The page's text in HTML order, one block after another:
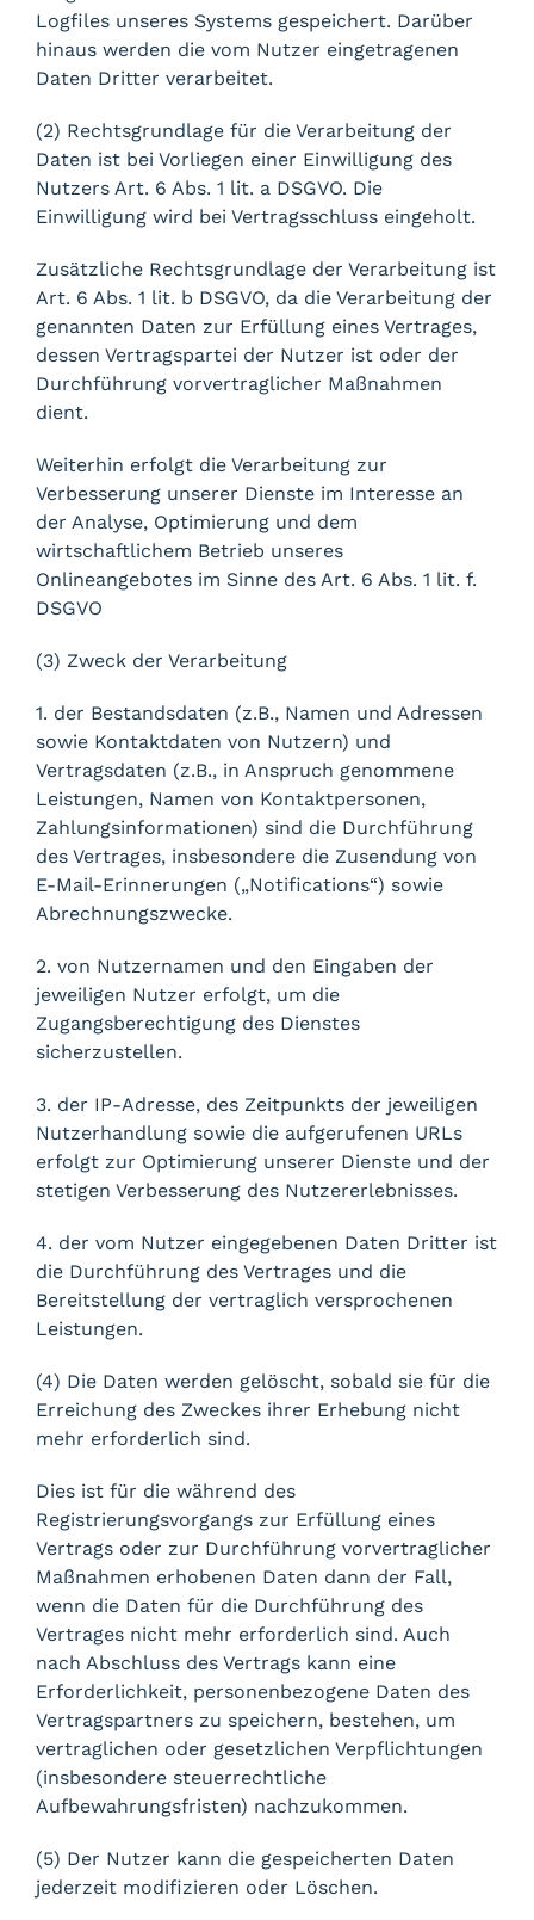
Logfiles unseres Systems gespeichert. Darüber
hinaus werden die vom Nutzer eingetragenen
Daten Dritter verarbeitet.
(2) Rechtsgrundlage für die Verarbeitung der
Daten ist bei Vorliegen einer Einwilligung des
Nutzers Art. 6 Abs. 1 lit. a DSGVO. Die
Einwilligung wird bei Vertragsschluss eingeholt.
Zusätzliche Rechtsgrundlage der Verarbeitung ist
Art. 6 Abs. 1 lit. b DSGVO, da die Verarbeitung der
genannten Daten zur Erfüllung eines Vertrages,
dessen Vertragspartei der Nutzer ist oder der
Durchführung vorvertraglicher Maßnahmen
dient.
Weiterhin erfolgt die Verarbeitung zur
Verbesserung unserer Dienste im Interesse an
der Analyse, Optimierung und dem
wirtschaftlichem Betrieb unseres
Onlineangebotes im Sinne des Art. 6 Abs. 1 lit. f.
DSGVO
(3) Zweck der Verarbeitung
1. der Bestandsdaten (z.B., Namen und Adressen
sowie Kontaktdaten von Nutzern) und
Vertragsdaten (z.B., in Anspruch genommene
Leistungen, Namen von Kontaktpersonen,
Zahlungsinformationen) sind die Durchführung
des Vertrages, insbesondere die Zusendung von
E-Mail-Erinnerungen („Notifications“) sowie
Abrechnungszwecke.
2. von Nutzernamen und den Eingaben der
jeweiligen Nutzer erfolgt, um die
Zugangsberechtigung des Dienstes
sicherzustellen.
3. der IP-Adresse, des Zeitpunkts der jeweiligen
Nutzerhandlung sowie die aufgerufenen URLs
erfolgt zur Optimierung unserer Dienste und der
stetigen Verbesserung des Nutzererlebnisses.
4. der vom Nutzer eingegebenen Daten Dritter ist
die Durchführung des Vertrages und die
Bereitstellung der vertraglich versprochenen
Leistungen.
(4) Die Daten werden gelöscht, sobald sie für die
Erreichung des Zweckes ihrer Erhebung nicht
mehr erforderlich sind.
Dies ist für die während des
Registrierungsvorgangs zur Erfüllung eines
Vertrags oder zur Durchführung vorvertraglicher
Maßnahmen erhobenen Daten dann der Fall,
wenn die Daten für die Durchführung des
Vertrages nicht mehr erforderlich sind. Auch
nach Abschluss des Vertrags kann eine
Erforderlichkeit, personenbezogene Daten des
Vertragspartners zu speichern, bestehen, um
vertraglichen oder gesetzlichen Verpflichtungen
(insbesondere steuerrechtliche
Aufbewahrungsfristen) nachzukommen.
(5) Der Nutzer kann die gespeicherten Daten
jederzeit modifizieren oder Löschen.